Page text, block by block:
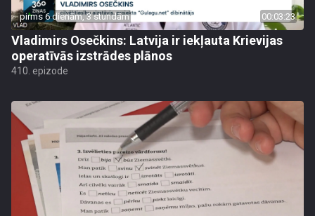
pirms 6 dienām, 3 stundām 00:03:23
Vladimirs Osečkins: Latvija ir iekļauta Krievijas
operatīvās izstrādes plānos
410. epizode